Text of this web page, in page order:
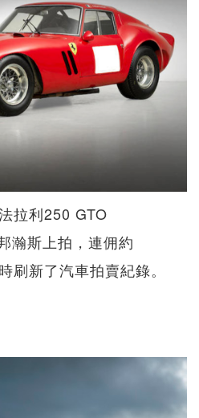
拉利250 GTO
瀚斯上拍，連佣約
刷新了汽車拍賣紀錄。